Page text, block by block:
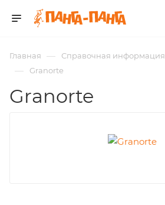
Главная — Справочная информация
— Granorte
Granorte